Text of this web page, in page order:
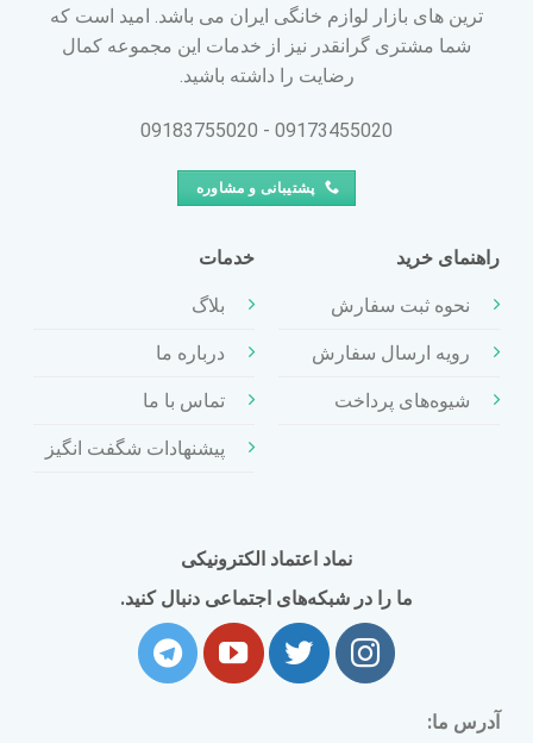
ترین های بازار لوازم خانگی ایران می باشد. امید است که
شما مشتری گرانقدر نیز از خدمات این مجموعه کمال
رضایت را داشته باشید.
09173455020 - 09183755020
پشتیبانی و مشاوره
راهنمای خرید
نحوه ثبت سفارش
رویه ارسال سفارش
شیوه‌های پرداخت
خدمات
بلاگ
درباره ما
تماس با ما
پیشنهادات شگفت انگیز
نماد اعتماد الکترونیکی
ما را در شبکه‌های اجتماعی دنبال کنید.
آدرس ما: